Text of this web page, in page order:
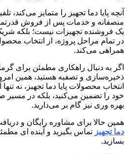
آنچه پایا دما تجهیز را متمایز می‌کند،
منصفانه و خدمات پس از فروش
یک فروشنده تجهیزات نیست؛ بلکه
در تمام مراحل پروژه، از انتخاب
همراهی می‌کند.
اگر به دنبال راهکاری مطمئن برای
ذخیره‌سازی و تصفیه هستید، همین
انتخاب محصولات پایا دما تجهیز، نه‌
خود را تضمین می‌کنید، بلکه در مسیر
بهره‌ وری نیز گام بر می‌دارید.
همین حالا برای مشاوره رایگان و
دما تجهیز تماس بگیرید و آینده ‌ای
بسازید.